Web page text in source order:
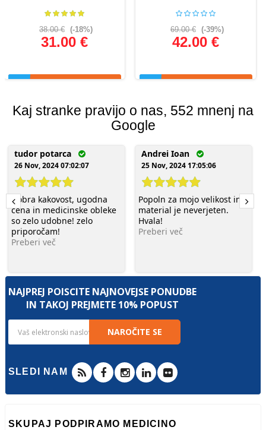
38.00 € (-18%)
31.00 €
69.00 € (-39%)
42.00 €
Kaj stranke pravijo o nas, 552 mnenj na
Google
tudor potarca
26 Nov, 2024 07:02:07
Dobra kakovost, ugodna
cena in medicinske obleke
so zelo udobne! zelo
priporočam!
Preberi več
Andrei Ioan
25 Nov, 2024 17:05:06
Popoln za mojo velikost in
material je neverjeten.
Hvala!
Preberi več
NAJPREJ POIŠČITE NAJNOVEJŠE PONUDBE
IN TAKOJ PREJMETE 10% POPUST
NAROČITE SE
SLEDI NAM
SKUPAJ PODPIRAMO MEDICINO